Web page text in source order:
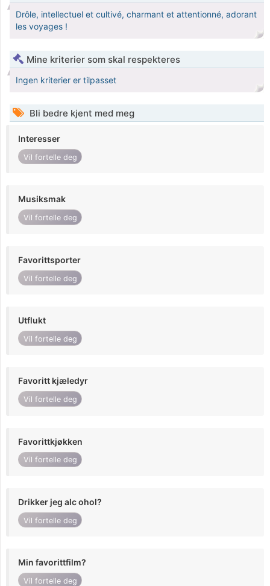
Drôle, intellectuel et cultivé, charmant et attentionné, adorant
les voyages !
Mine kriterier som skal respekteres
Ingen kriterier er tilpasset
Bli bedre kjent med meg
Interesser
Vil fortelle deg
Musiksmak
Vil fortelle deg
Favorittsporter
Vil fortelle deg
Utflukt
Vil fortelle deg
Favoritt kjæledyr
Vil fortelle deg
Favorittkjøkken
Vil fortelle deg
Drikker jeg alc ohol?
Vil fortelle deg
Min favorittfilm?
Vil fortelle deg